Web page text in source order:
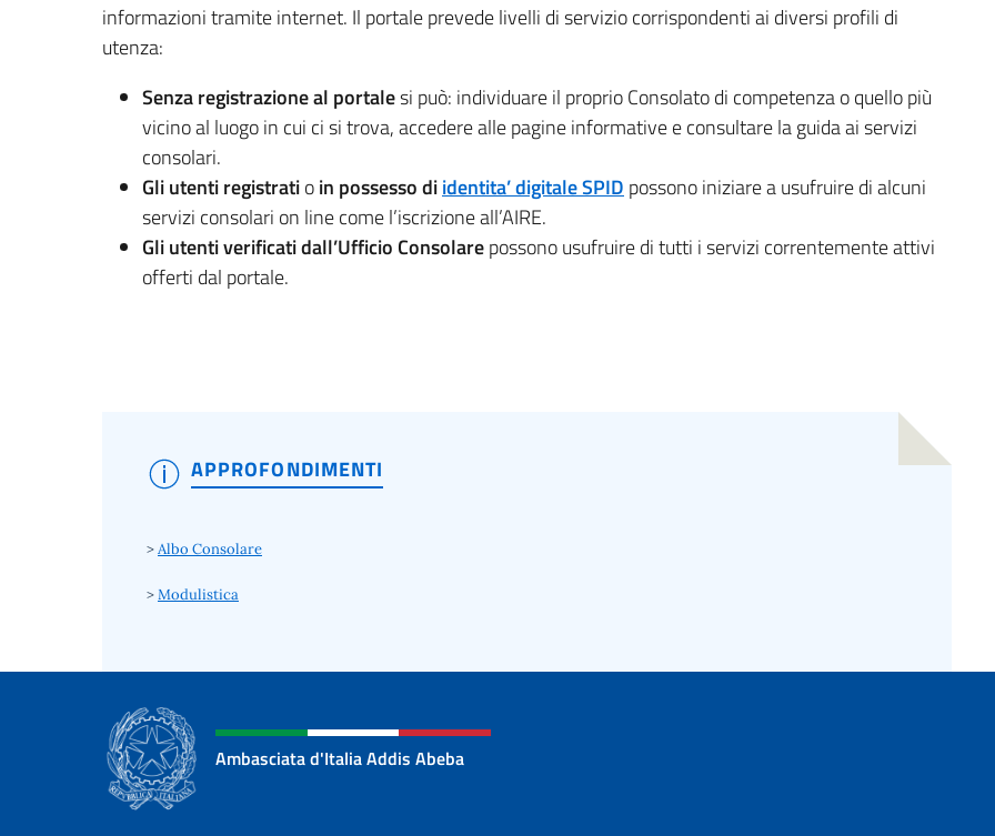
informazioni tramite internet. Il portale prevede livelli di servizio corrispondenti ai diversi profili di
utenza:
Senza registrazione al portalesi può: individuare il proprio Consolato di competenza o quello più
vicino al luogo in cui ci si trova, accedere alle pagine informative e consultare la guida ai servizi
consolari.
Gli utenti registratioin possesso diidentita’ digitale SPID possono iniziare a usufruire di alcuni
servizi consolari on line come l’iscrizione all’AIRE.
Gli utenti verificati dall’Ufficio Consolarepossono usufruire di tutti i servizi correntemente attivi
offerti dal portale.
APPROFONDIMENTI
>Albo Consolare
>Modulistica
Ambasciata d'Italia Addis Abeba